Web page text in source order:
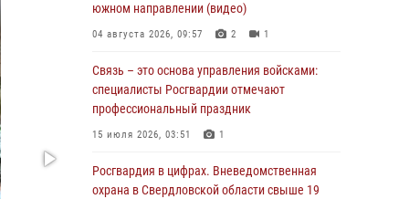
Росгвардия противодействует БПЛА ВСУ на
04 августа 2026, 09:57 2 1
Росгвардия приняла участие в обеспечении
безопасности Дня города в Екатеринбурге
Росгвардия приняла участие в
южном направлении (видео)
04 августа 2026, 09:57 2 1
Связь – это основа управления войсками:
специалисты Росгвардии отмечают
профессиональный праздник
15 июля 2026, 03:51 1
Росгвардия в цифрах. Вневедомственная
охрана в Свердловской области свыше 19